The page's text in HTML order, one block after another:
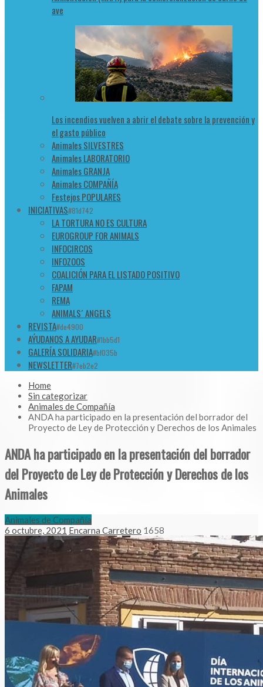
ave
Los incendios vuelven a abrir el debate sobre la prevención y
el gasto público
Animales SILVESTRES
Animales LABORATORIO
Animales GRANJA
Animales COMPAÑÍA
Festejos POPULARES
INICIATIVAS#81d742
LA TORTURA NO ES CULTURA
EUROGROUP FOR ANIMALS
INFOCIRCOS
INFOZOOS
COALICIÓN PARA EL LISTADO POSITIVO
FAPAM
REMA
ANIMALS´ ANGELS
REVISTA#de4900
AÝUDANOS A AYUDAR#1bb5d1
GALERÍA SOLIDARIA#bf035b
NEWSLETTER#7eb2e2
Home
Sin categorizar
Animales de Compañía
ANDA ha participado en la presentación del borrador del
Proyecto de Ley de Protección y Derechos de los Animales
ANDA ha participado en la presentación del borrador
del Proyecto de Ley de Protección y Derechos de los
Animales
Animales de Compañía
6 octubre, 2021 Encarna Carretero 1658